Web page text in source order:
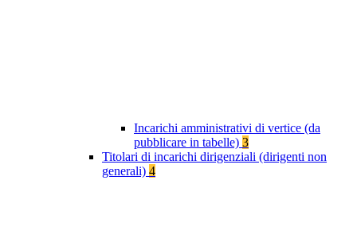
Incarichi amministrativi di vertice (da
pubblicare in tabelle) 3
Titolari di incarichi dirigenziali (dirigenti non
generali) 4